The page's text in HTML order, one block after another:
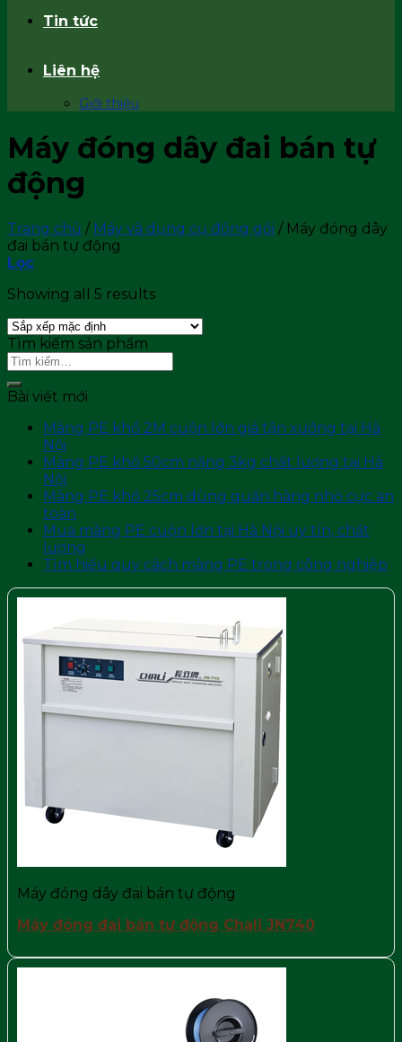
Tin tức
Liên hệ
Giới thiệu
Máy đóng dây đai bán tự
động
Trang chủ / Máy và dụng cụ đóng gói /Máy đóng dây
đai bán tự động
Lọc
Showing all 5 results
Tìm kiếm sản phẩm
Tìm
kiếm:
Bài viết mới
Màng PE khổ 2M cuộn lớn giá tận xưởng tại Hà
Nội
Màng PE khổ 50cm nặng 3kg chất lượng tại Hà
Nội
Màng PE khổ 25cm dùng quấn hàng nhỏ cực an
toàn
Mua màng PE cuộn lớn tại Hà Nội uy tín, chất
lượng
Tìm hiểu quy cách màng PE trong công nghiệp
Máy đóng dây đai bán tự động
Máy đóng đai bán tự động Chali JN740